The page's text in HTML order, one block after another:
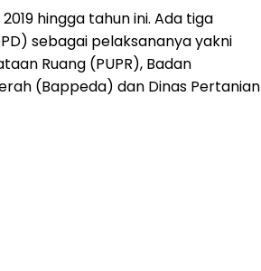
hingga tahun ini. Ada tiga
sebagai pelaksananya yakni
Ruang (PUPR), Badan
(Bappeda) dan Dinas Pertanian